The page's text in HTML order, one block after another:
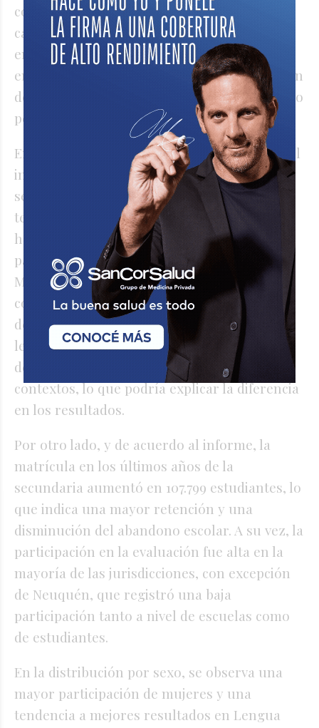
concretos en el aula”. A su vez, propuso un
cambio de enfoque hacia políticas centradas
en el aprendizaje efectivo de los estudiantes,
en lugar de priorizar únicamente la reducción
de brechas o la inclusión entendida solo como
permanencia escolar.
En cuanto a la enseñanza de la Matemática, el
informe y las autoridades reconocieron que
se trata de un desafío persistente, con una
tendencia negativa que se profundiza desde
hace casi una década. Se mencionó que la
pandemia agravó la situación, ya que la
Matemática, al requerir mayor intensidad de
contenidos, resultó más difícil de abordar
desde el hogar. En contraste, la comprensión
lectora, evaluada en Lengua, puede
desarrollarse en diversas asignaturas y
contextos, lo que podría explicar la diferencia
en los resultados.
Por otro lado, y de acuerdo al informe, la
matrícula en los últimos años de la
secundaria aumentó en 107.799 estudiantes, lo
que indica una mayor retención y una
disminución del abandono escolar. A su vez, la
participación en la evaluación fue alta en la
mayoría de las jurisdicciones, con excepción
de Neuquén, que registró una baja
participación tanto a nivel de escuelas como
de estudiantes.
En la distribución por sexo, se observa una
mayor participación de mujeres y una
tendencia a mejores resultados en Lengua